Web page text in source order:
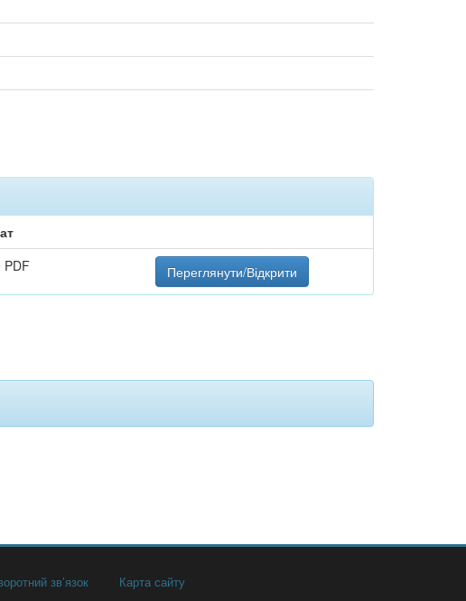
PDF Переглянути/Відкрити
зв’язок Карта сайту